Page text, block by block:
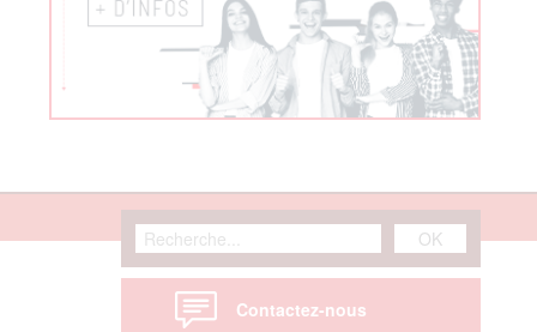
Contactez-nous